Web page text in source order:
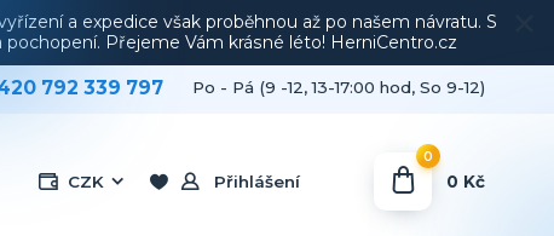
a expedice však proběhnou až po našem návratu. S
Přejeme Vám krásné léto! HerniCentro.cz
CZK Přihlášení
792 339 797 Po - Pá (9 -12, 13-17:00 hod, So 9-12)
0
0 Kč